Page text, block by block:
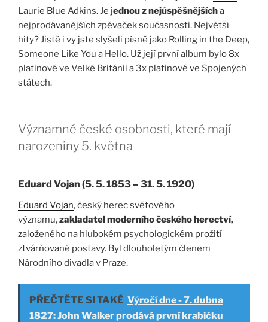
Laurie Blue Adkins. Je jednou z nejúspěšnějšícha
nejprodávanějších zpěvaček současnosti. Největší
hity? Jistě i vy jste slyšeli písně jako Rolling in the Deep,
Someone Like You a Hello. Už její první album bylo 8x
platinové ve Velké Británii a 3x platinové ve Spojených
státech.
Významné české osobnosti, které mají
narozeniny 5. května
Eduard Vojan (5. 5. 1853 – 31. 5. 1920)
Eduard Vojan, český herec světového
významu,zakladatel moderního českého herectví,
založeného na hlubokém psychologickém prožití
ztvárňované postavy. Byl dlouholetým členem
Národního divadla v Praze.
PŘEČTĚTE SI TAKÉ Výročí dne - 7. dubna
1827: John Walker prodává první krabičku